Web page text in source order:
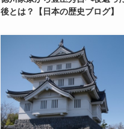
後とは？【日本の歴史ブログ】